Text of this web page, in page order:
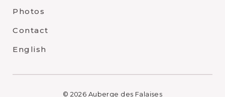
Photos
Contact
English
© 2026 Auberge des Falaises